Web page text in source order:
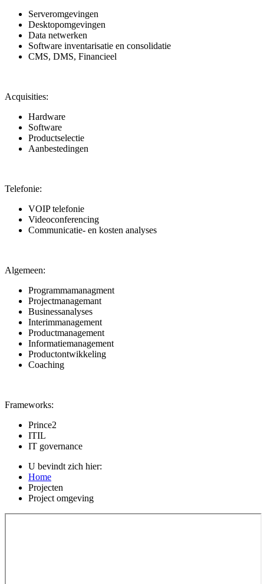
Serveromgevingen
Desktopomgevingen
Data netwerken
Software inventarisatie en consolidatie
CMS, DMS, Financieel
Acquisities:
Hardware
Software
Productselectie
Aanbestedingen
Telefonie:
VOIP telefonie
Videoconferencing
Communicatie- en kosten analyses
Algemeen:
Programmamanagment
Projectmanagemant
Businessanalyses
Interimmanagement
Productmanagement
Informatiemanagement
Productontwikkeling
Coaching
Frameworks:
Prince2
ITIL
IT governance
U bevindt zich hier:
Home
Projecten
Project omgeving